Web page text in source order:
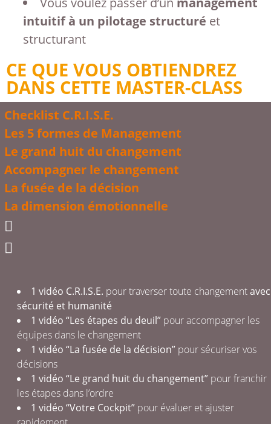
intuitif à un pilotage structuré et
structurant
CE QUE VOUS OBTIENDREZ
DANS CETTE MASTER-CLASS
Checklist C.R.I.S.E.
Les 5 formes de Management
Le grand huit du changement
Accompagner le changement
La fusée de la décision
La dimension émotionnelle
1 vidéo C.R.I.S.E. pour traverser toute changementavec
sécurité et humanité
1 vidéo “Les étapes du deuil” pour accompagner les
équipes dans le changement
1 vidéo “La fusée de la décision” pour sécuriser vos
décisions
1 vidéo “Le grand huit du changement” pour franchir
les étapes dans l’ordre
1 vidéo “Votre Cockpit” pour évaluer et ajuster